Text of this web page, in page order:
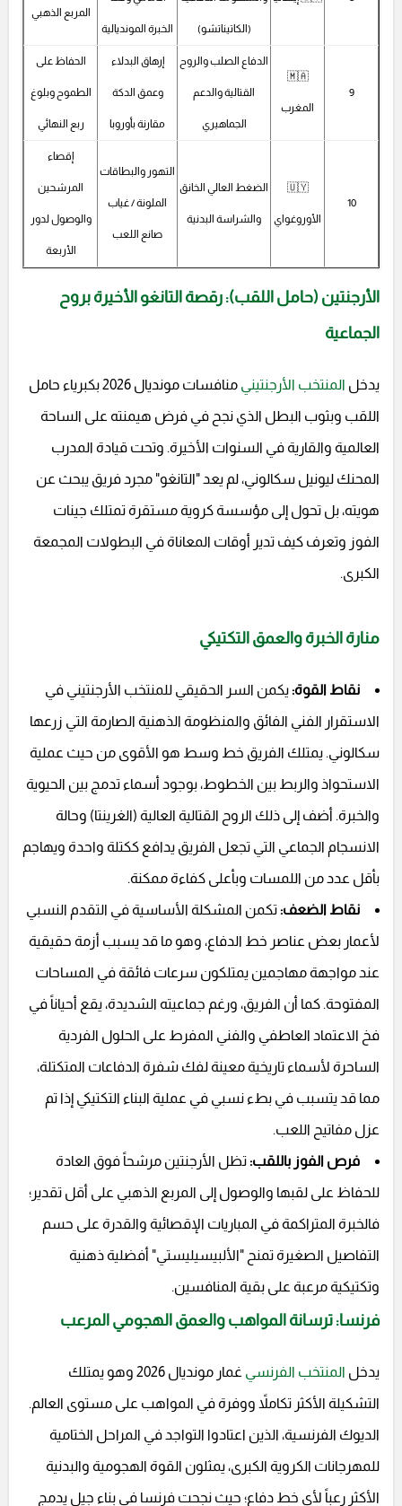
(الكاتيناتشو) الخبرة المونديالية
المربع الذهبي
9
🇲🇦
المغرب
الدفاع الصلب والروح
القتالية والدعم
الجماهيري
إرهاق البدلاء
وعمق الدكة
مقارنة بأوروبا
الحفاظ على
الطموح وبلوغ
ربع النهائي
10
🇺🇾
الأوروغواي
الضغط العالي الخانق
والشراسة البدنية
التهور والبطاقات
الملونة / غياب
صانع اللعب
إقصاء
المرشحين
والوصول لدور
الأربعة
الأرجنتين (حامل اللقب): رقصة التانغو الأخيرة بروح
الجماعية
يدخل المنتخب الأرجنتيني منافسات مونديال 2026 بكبرياء حامل
اللقب وبثوب البطل الذي نجح في فرض هيمنته على الساحة
العالمية والقارية في السنوات الأخيرة. وتحت قيادة المدرب
المحنك ليونيل سكالوني، لم يعد "التانغو" مجرد فريق يبحث عن
هويته، بل تحول إلى مؤسسة كروية مستقرة تمتلك جينات
الفوز وتعرف كيف تدير أوقات المعاناة في البطولات المجمعة
الكبرى.
منارة الخبرة والعمق التكتيكي
نقاط القوة:يكمن السر الحقيقي للمنتخب الأرجنتيني في
الاستقرار الفني الفائق والمنظومة الذهنية الصارمة التي زرعها
سكالوني. يمتلك الفريق خط وسط هو الأقوى من حيث عملية
الاستحواذ والربط بين الخطوط، بوجود أسماء تدمج بين الحيوية
والخبرة. أضف إلى ذلك الروح القتالية العالية (الغرينتا) وحالة
الانسجام الجماعي التي تجعل الفريق يدافع ككتلة واحدة ويهاجم
بأقل عدد من اللمسات وبأعلى كفاءة ممكنة.
نقاط الضعف:تكمن المشكلة الأساسية في التقدم النسبي
لأعمار بعض عناصر خط الدفاع، وهو ما قد يسبب أزمة حقيقية
عند مواجهة مهاجمين يمتلكون سرعات فائقة في المساحات
المفتوحة. كما أن الفريق، ورغم جماعيته الشديدة، يقع أحياناً في
فخ الاعتماد العاطفي والفني المفرط على الحلول الفردية
الساحرة لأسماء تاريخية معينة لفك شفرة الدفاعات المتكتلة،
مما قد يتسبب في بطء نسبي في عملية البناء التكتيكي إذا تم
عزل مفاتيح اللعب.
فرص الفوز باللقب:تظل الأرجنتين مرشحاً فوق العادة
للحفاظ على لقبها والوصول إلى المربع الذهبي على أقل تقدير؛
فالخبرة المتراكمة في المباريات الإقصائية والقدرة على حسم
التفاصيل الصغيرة تمنح "الألبيسيليستي" أفضلية ذهنية
وتكتيكية مرعبة على بقية المنافسين.
فرنسا: ترسانة المواهب والعمق الهجومي المرعب
يدخل المنتخب الفرنسي غمار مونديال 2026 وهو يمتلك
التشكيلة الأكثر تكاملاً ووفرة في المواهب على مستوى العالم.
الديوك الفرنسية، الذين اعتادوا التواجد في المراحل الختامية
للمهرجانات الكروية الكبرى، يمثلون القوة الهجومية والبدنية
الأكثر رعباً لأي خط دفاع؛ حيث نجحت فرنسا في بناء جيل يدمج